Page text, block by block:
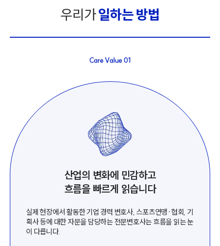
그룹소개
그룹소개
대륜의 강점
오시는 길
글로벌 파트너 로펌
고객의 소리
통합검색
업무사례
우리가일하는 방법
Care Value01
산업의 변화에 민감하고
흐름을 빠르게 읽습니다
실제 현장에서 활동한 기업 경력 변호사, 스포츠연맹·협회, 기
획사 등에 대한 자문을 담당하는 전문변호사는 흐름을 읽는 눈
이 다릅니다.